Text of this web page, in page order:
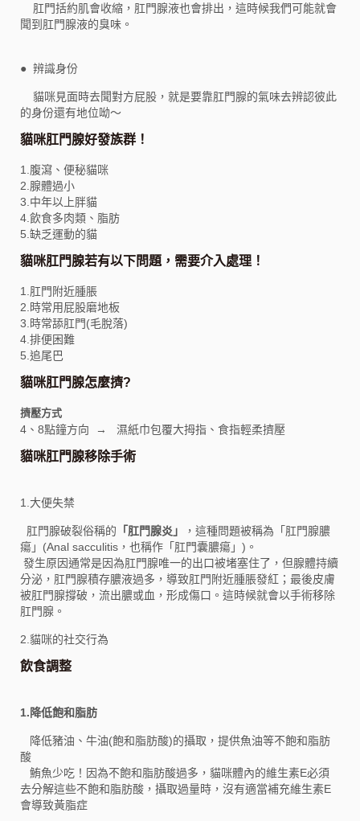
肛門括約肌會收縮，肛門腺液也會排出，這時候我們可能就會
聞到肛門腺液的臭味。
● 辨識身份
貓咪見面時去聞對方屁股，就是要靠肛門腺的氣味去辨認彼此
的身份還有地位呦～
貓咪肛門腺好發族群！
1.腹瀉、便秘貓咪
2.腺體過小
3.中年以上胖貓
4.飲食多肉類、脂肪
5.缺乏運動的貓
貓咪肛門腺若有以下問題，需要介入處理！
1.肛門附近腫脹
2.時常用屁股磨地板
3.時常舔肛門(毛脫落)
4.排便困難
5.追尾巴
貓咪肛門腺怎麼擠?
擠壓方式
4、8點鐘方向 → 濕紙巾包覆大拇指、食指輕柔擠壓
貓咪肛門腺移除手術
1.大便失禁
肛門腺破裂俗稱的 「肛門腺炎」
，這種問題被稱為「肛門腺膿
瘍」(Anal sacculitis，也稱作「肛門囊膿瘍」)。
發生原因通常是因為肛門腺唯一的出口被堵塞住了，但腺體持續
分泌，肛門腺積存膿液過多，導致肛門附近腫脹發紅；最後皮膚
被肛門腺撐破，流出膿或血，形成傷口。這時候就會以手術移除
肛門腺。
2.貓咪的社交行為
飲食調整
1.降低飽和脂肪
降低豬油、牛油(飽和脂肪酸)的攝取，提供魚油等不飽和脂肪
酸
鮪魚少吃！因為不飽和脂肪酸過多，貓咪體內的維生素E必須
去分解這些不飽和脂肪酸，攝取過量時，沒有適當補充維生素E
會導致黃脂症